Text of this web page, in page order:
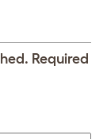
Required